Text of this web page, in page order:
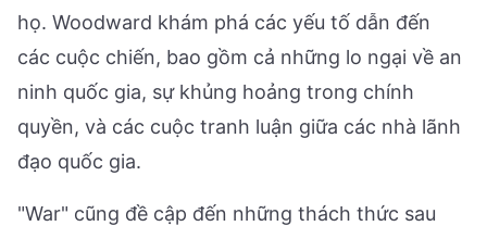
họ. Woodward khám phá các yếu tố dẫn đến
các cuộc chiến, bao gồm cả những lo ngại về an
ninh quốc gia, sự khủng hoảng trong chính
quyền, và các cuộc tranh luận giữa các nhà lãnh
đạo quốc gia.
"War" cũng đề cập đến những thách thức sau